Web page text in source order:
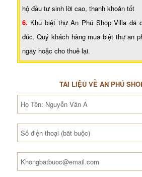
hộ đầu tư sinh lời cao, thanh khoản tốt
6. Khu biệt thự An Phú Shop Villa đã
đúc. Quý khách hàng mua biệt thự an
ngay hoặc cho thuê lại.
TÀI LIỆU VỀ AN PHÚ